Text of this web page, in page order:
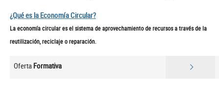
¿Qué es la Economía Circular?
La economía circular es el sistema de aprovechamiento de recursos a través de la
reutilización, reciclaje o reparación.
Oferta Formativa